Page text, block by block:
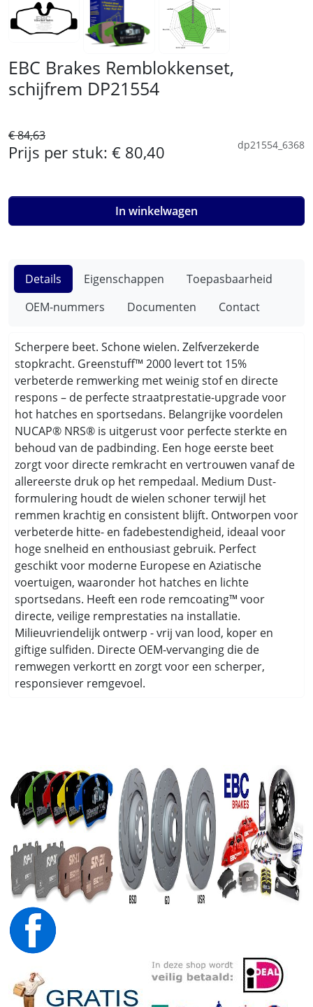
EBC Brakes Remblokkenset,
schijfrem DP21554
€ 84,63
Prijs per stuk: € 80,40 dp21554_6368
In winkelwagen
Details Eigenschappen
Toepasbaarheid
OEM-nummers
Documenten Contact
Scherpere beet. Schone wielen. Zelfverzekerde
stopkracht. Greenstuff™ 2000 levert tot 15%
verbeterde remwerking met weinig stof en directe
respons – de perfecte straatprestatie-upgrade voor
hot hatches en sportsedans. Belangrijke voordelen
NUCAP® NRS® is uitgerust voor perfecte sterkte en
behoud van de padbinding. Een hoge eerste beet
zorgt voor directe remkracht en vertrouwen vanaf de
allereerste druk op het rempedaal. Medium Dust-
formulering houdt de wielen schoner terwijl het
remmen krachtig en consistent blijft. Ontworpen voor
verbeterde hitte- en fadebestendigheid, ideaal voor
hoge snelheid en enthousiast gebruik. Perfect
geschikt voor moderne Europese en Aziatische
voertuigen, waaronder hot hatches en lichte
sportsedans. Heeft een rode remcoating™ voor
directe, veilige remprestaties na installatie.
Milieuvriendelijk ontwerp - vrij van lood, koper en
giftige sulfiden. Directe OEM-vervanging die de
remwegen verkortt en zorgt voor een scherper,
responsiever remgevoel.